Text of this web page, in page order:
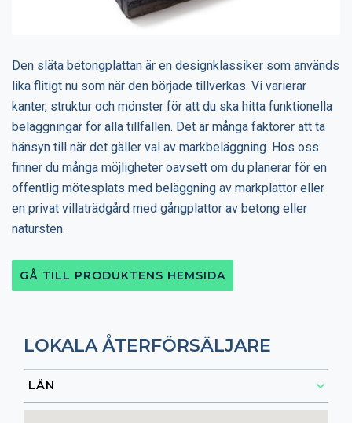
Den släta betongplattan är en designklassiker som används
lika flitigt nu som när den började tillverkas. Vi varierar
kanter, struktur och mönster för att du ska hitta funktionella
beläggningar för alla tillfällen. Det är många faktorer att ta
hänsyn till när det gäller val av markbeläggning. Hos oss
finner du många möjligheter oavsett om du planerar för en
offentlig mötesplats med beläggning av markplattor eller
en privat villaträdgård med gångplattor av betong eller
natursten.
GÅ TILL PRODUKTENS HEMSIDA
LOKALA ÅTERFÖRSÄLJARE